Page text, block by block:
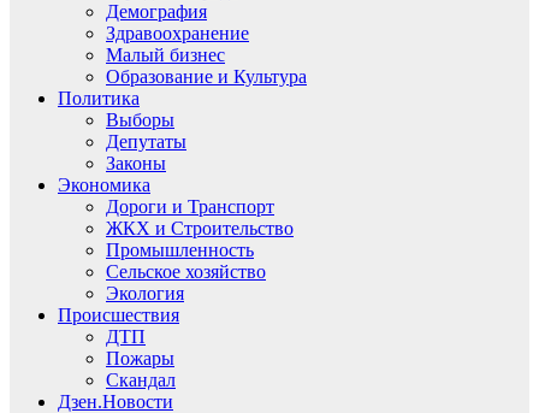
Демография
Здравоохранение
Малый бизнес
Образование и Культура
Политика
Выборы
Депутаты
Законы
Экономика
Дороги и Транспорт
ЖКХ и Строительство
Промышленность
Сельское хозяйство
Экология
Происшествия
ДТП
Пожары
Скандал
Дзен.Новости